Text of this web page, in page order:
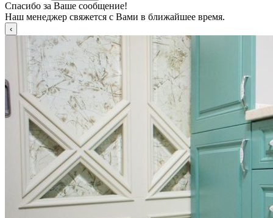
Спасибо за Ваше сообщение!
Наш менеджер свяжется с Вами в ближайшее время.